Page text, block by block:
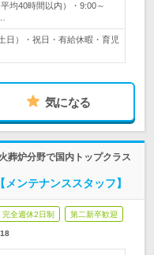
均40時間以内）・9:00～
日）・祝日・有給休暇・育児
気になる
葬炉分野で国内トップクラス
ンテナンススタッフ】
完全週休2日制 第二新卒歓迎